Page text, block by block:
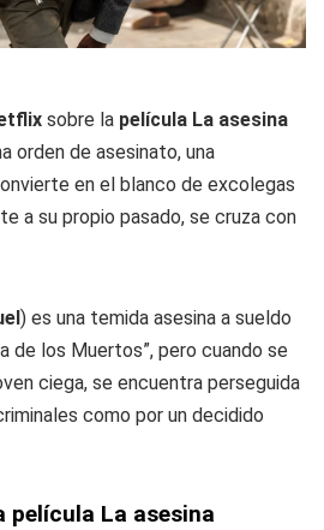
sobre la película La asesina
orden de asesinato, una
en el blanco de excolegas
a su propio pasado, se cruza con
) es una temida asesina a sueldo
de los Muertos”, pero cuando se
ciega, se encuentra perseguida
como por un decidido
película La asesina